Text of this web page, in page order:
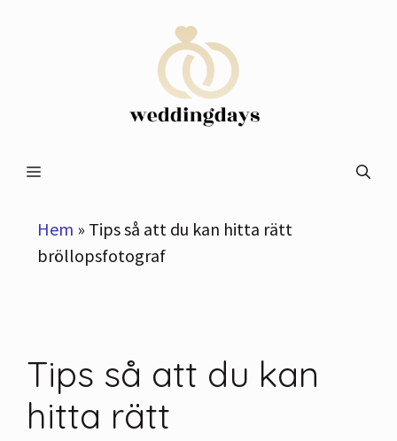
Meny
Hem » Tips så att du kan hitta rätt
bröllopsfotograf
Tips så att du kan
hitta rätt